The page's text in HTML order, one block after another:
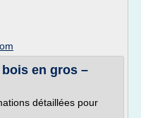
en gros –
détaillées pour